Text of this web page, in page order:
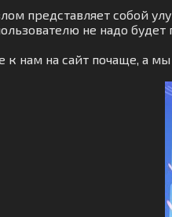
представляет собой
не надо
к нам на сайт почаще, а